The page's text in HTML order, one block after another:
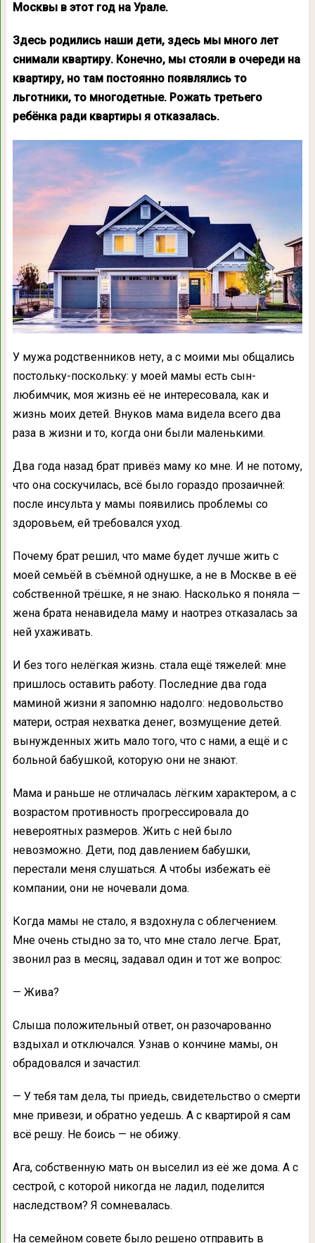
Москвы в этот год на Урале.
Здесь родились наши дети, здесь мы много лет
снимали квартиру. Конечно, мы стояли в очереди на
квартиру, но там постоянно появлялись то
льготники, то многодетные. Рожать третьего
ребёнка ради квартиры я отказалась.
У мужа родственников нету, а с моими мы общались
постольку-поскольку: у моей мамы есть сын-
любимчик, моя жизнь её не интересовала, как и
жизнь моих детей. Внуков мама видела всего два
раза в жизни и то, когда они были маленькими.
Два года назад брат привёз маму ко мне. И не потому,
что она соскучилась, всё было гораздо прозаичней:
после инсульта у мамы появились проблемы со
здоровьем, ей требовался уход.
Почему брат решил, что маме будет лучше жить с
моей семьёй в съёмной однушке, а не в Москве в её
собственной трёшке, я не знаю. Насколько я поняла —
жена брата ненавидела маму и наотрез отказалась за
ней ухаживать.
И без того нелёгкая жизнь. стала ещё тяжелей: мне
пришлось оставить работу. Последние два года
маминой жизни я запомню надолго: недовольство
матери, острая нехватка денег, возмущение детей.
вынужденных жить мало того, что с нами, а ещё и с
больной бабушкой, которую они не знают.
Мама и раньше не отличалась лёгким характером, а с
возрастом противность прогрессировала до
невероятных размеров. Жить с ней было
невозможно. Дети, под давлением бабушки,
перестали меня слушаться. А чтобы избежать её
компании, они не ночевали дома.
Когда мамы не стало, я вздохнула с облегчением.
Мне очень стыдно за то, что мне стало легче. Брат,
звонил раз в месяц, задавал один и тот же вопрос:
— Жива?
Слыша положительный ответ, он разочарованно
вздыхал и отключался. Узнав о кончине мамы, он
обрадовался и зачастил:
— У тебя там дела, ты приедь, свидетельство о смерти
мне привези, и обратно уедешь. А с квартирой я сам
всё решу. Не боись — не обижу.
Ага, собственную мать он выселил из её же дома. А с
сестрой, с которой никогда не ладил, поделится
наследством? Я сомневалась.
На семейном совете было решено отправить в